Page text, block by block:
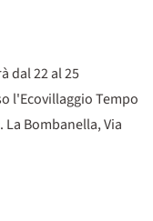
dal 22 al 25
l'Ecovillaggio Tempo
La Bombanella, Via